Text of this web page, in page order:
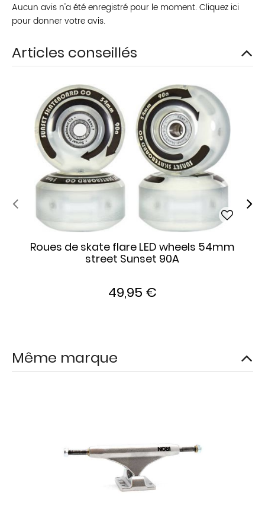
Aucun avis n'a été enregistré pour le moment. Cliquez ici
pour donner votre avis.
Articles conseillés
Roues de skate flare LED wheels 54mm
street Sunset 90A
49,95 €
Même marque